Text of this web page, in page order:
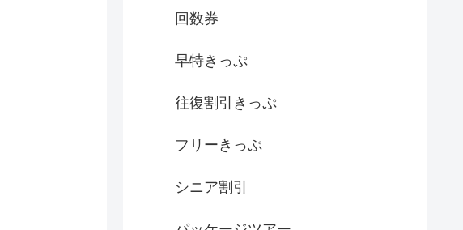
回数券
早特きっぷ
往復割引きっぷ
フリーきっぷ
シニア割引